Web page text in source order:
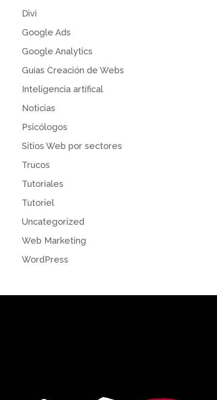
Divi
Google Ads
Google Analytics
Guías Creación de Webs
Inteligencia artifical
Noticias
Psicólogos
Sitios Web por sectores
Trucos
Tutoriales
Tutoriel
Uncategorized
Web Marketing
WordPress